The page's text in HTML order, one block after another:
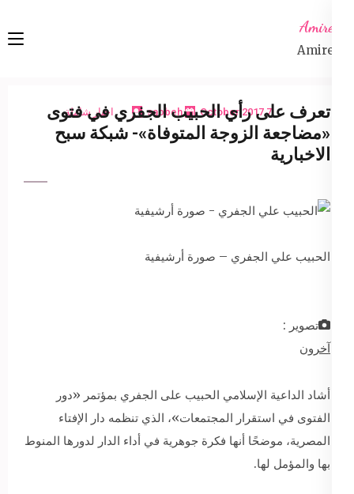
content
Amireta
Amireta
7 October 2017
sabbeh اخبار شاملة
تعرف على رأي الحبيب الجفري في فتوى
«مضاجعة الزوجة المتوفاة»- شبكة سبح
الاخبارية
الحبيب علي الجفري – صورة أرشيفية
تصوير :
آخرون
أشاد الداعية الإسلامي الحبيب على الجفري بمؤتمر «دور
الفتوى في استقرار المجتمعات»، الذي تنظمه دار الإفتاء
المصرية، موضحًا أنها فكرة جوهرية في أداء الدار لدورها المنوط
بها والمؤمل لها.